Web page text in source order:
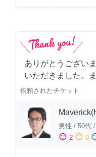
ありがとうござい
いただきました。
依頼されたチケット
男性 / 50代 /
sentiment_satisfied 2 sentiment_neutral 0